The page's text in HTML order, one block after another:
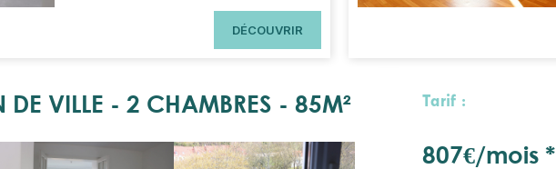
DÉCOUVRIR
DE VILLE - 2 CHAMBRES - 85M² Tarif :
807€/mois *